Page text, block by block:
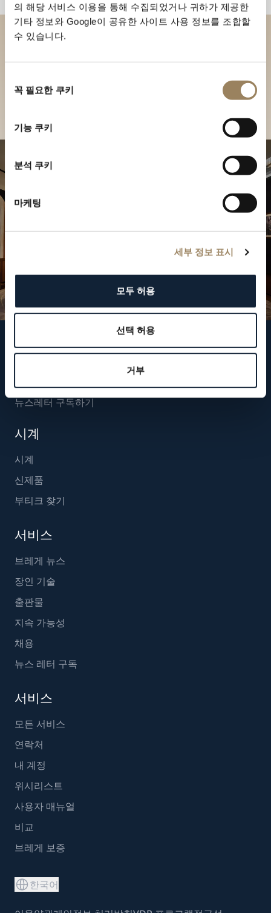
의 해당 서비스 이용을 통해 수집되었거나 귀하가 제공한
기타 정보와 Google이 공유한 사이트 사용 정보를 조합할
수 있습니다.
꼭 필요한 쿠키
기능 쿠키
분석 쿠키
마케팅
세부 정보 표시
모두 허용
선택 허용
거부
브레게 팔로우하기
뉴스레터 구독하기
시계
시계
신제품
부티크 찾기
서비스
브레게 뉴스
장인 기술
출판물
지속 가능성
채용
뉴스 레터 구독
서비스
모든 서비스
연락처
내 계정
위시리스트
사용자 매뉴얼
비교
브레게 보증
한국어